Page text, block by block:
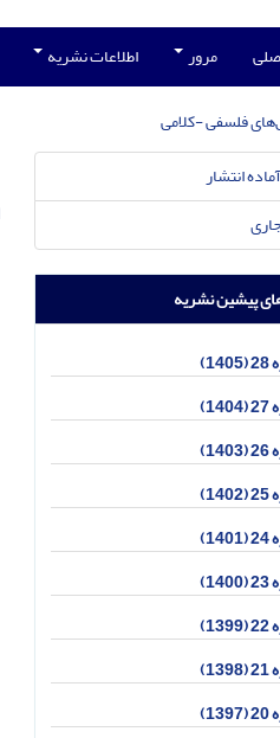
مرور اطلاعات نشریه
انتشار
پیشین نشریه